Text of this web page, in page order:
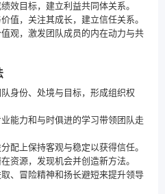
效目标，建立利益共同体关系。
值，关注其成长，建立信任关系。
观，激发团队成员的内在动力与共
身份、处境与目标，形成组织权
能力和与时俱进的学习带领团队走
配上保持客观与稳定以获得信任。
资源，发现机会并创造新方法。
、冒险精神和扬长避短来提升领导